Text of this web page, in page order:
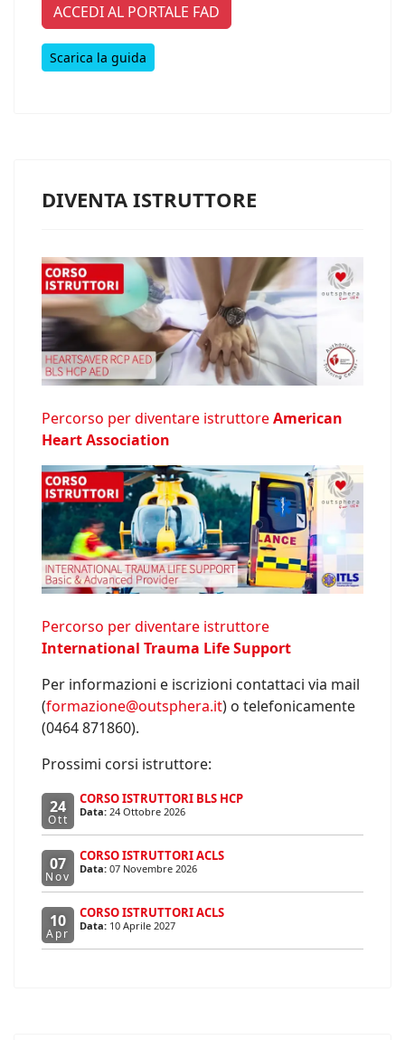
ACCEDI AL PORTALE FAD
Scarica la guida
DIVENTA ISTRUTTORE
Percorso per diventare istruttoreAmerican
Heart Association
Percorso per diventare istruttore
International Trauma Life Support
Per informazioni e iscrizioni contattaci via mail
(formazione@outsphera.it) o telefonicamente
(0464 871860).
Prossimi corsi istruttore:
24
Ott
CORSO ISTRUTTORI BLS HCP
Data: 24 Ottobre 2026
07
Nov
CORSO ISTRUTTORI ACLS
Data: 07 Novembre 2026
10
Apr
CORSO ISTRUTTORI ACLS
Data: 10 Aprile 2027